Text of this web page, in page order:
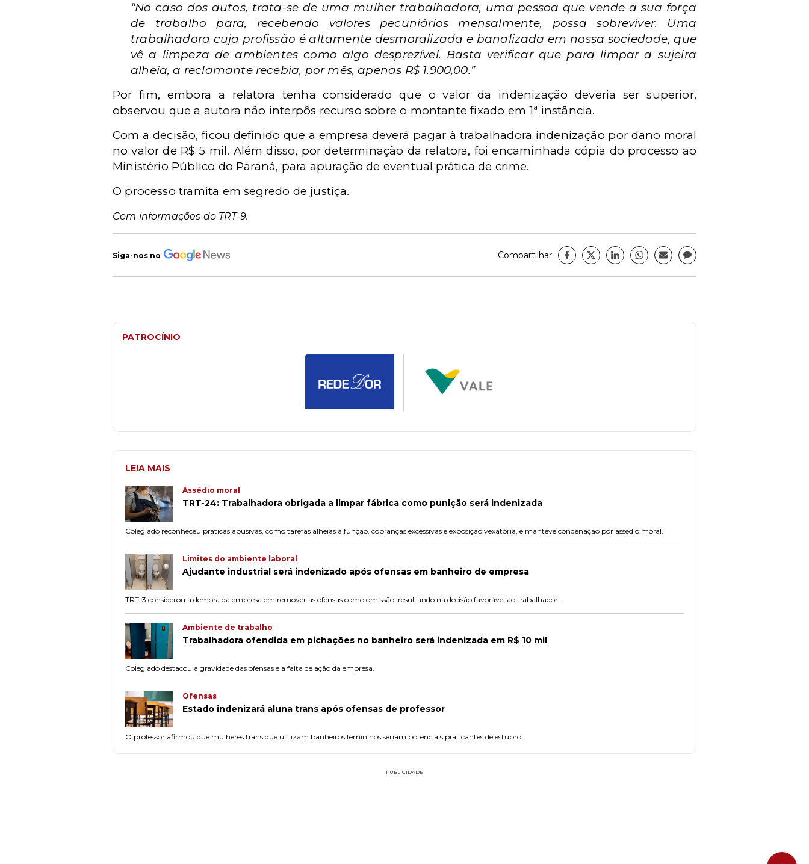
“No caso dos autos, trata-se de uma mulher trabalhadora, uma pessoa que vende a sua força
de trabalho para, recebendo valores pecuniários mensalmente, possa sobreviver. Uma
trabalhadora cuja profissão é altamente desmoralizada e banalizada em nossa sociedade, que
vê a limpeza de ambientes como algo desprezível. Basta verificar que para limpar a sujeira
alheia, a reclamante recebia, por mês, apenas R$ 1.900,00.”
Por fim, embora a relatora tenha considerado que o valor da indenização deveria ser superior,
observou que a autora não interpôs recurso sobre o montante fixado em 1ª instância.
Com a decisão, ficou definido que a empresa deverá pagar à trabalhadora indenização por dano moral
no valor de R$ 5 mil. Além disso, por determinação da relatora, foi encaminhada cópia do processo ao
Ministério Público do Paraná, para apuração de eventual prática de crime.
O processo tramita em segredo de justiça.
Com informações do TRT-9.
Siga-nos no Compartilhar
PATROCÍNIO
LEIA MAIS
Assédio moral
TRT-24: Trabalhadora obrigada a limpar fábrica como punição será indenizada
Colegiado reconheceu práticas abusivas, como tarefas alheias à função, cobranças excessivas e exposição vexatória, e manteve condenação por assédio moral.
Limites do ambiente laboral
Ajudante industrial será indenizado após ofensas em banheiro de empresa
TRT-3 considerou a demora da empresa em remover as ofensas como omissão, resultando na decisão favorável ao trabalhador.
Ambiente de trabalho
Trabalhadora ofendida em pichações no banheiro será indenizada em R$ 10 mil
Colegiado destacou a gravidade das ofensas e a falta de ação da empresa.
Ofensas
Estado indenizará aluna trans após ofensas de professor
O professor afirmou que mulheres trans que utilizam banheiros femininos seriam potenciais praticantes de estupro.
PUBLICIDADE